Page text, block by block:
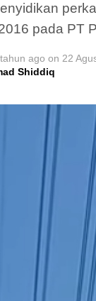
pada PT
ago on 22
Shiddiq